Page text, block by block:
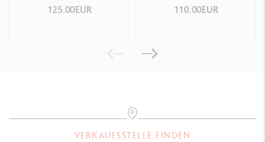
SCHWARZ
125.00EUR 110.00EUR
VERKAUFSSTELLE FINDEN